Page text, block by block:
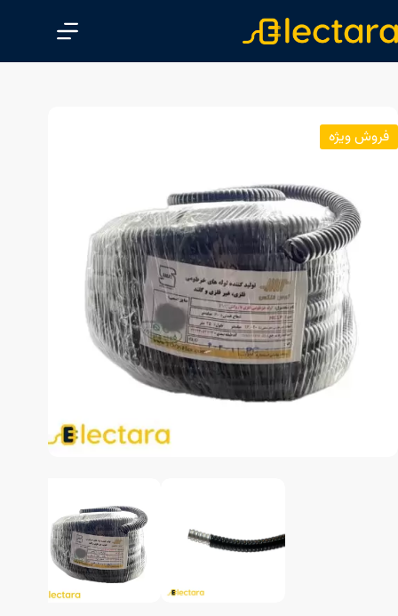
ش
فروش ویژه